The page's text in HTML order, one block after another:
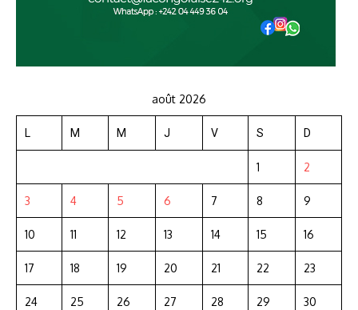
août 2026
L M M J V S D
1 2
3 4 5 6 7 8 9
10 11 12 13 14 15 16
17 18 19 20 21 22 23
24 25 26 27 28 29 30